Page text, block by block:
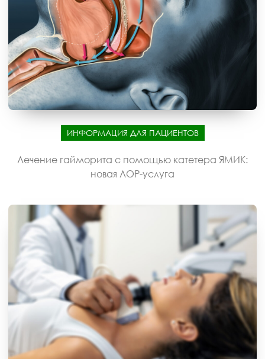
ИНФОРМАЦИЯ ДЛЯ ПАЦИЕНТОВ
Лечение гайморита с помощью катетера ЯМИК:
новая ЛОР-услуга